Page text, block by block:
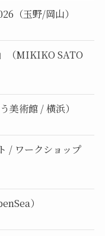
（玉野/岡山）
（MIKIKO SATO
美術館 / 横浜）
/ ワークショップ
）